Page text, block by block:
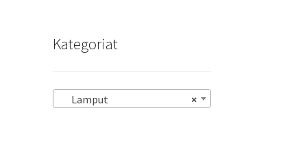
Kategoriat
×
Lamput